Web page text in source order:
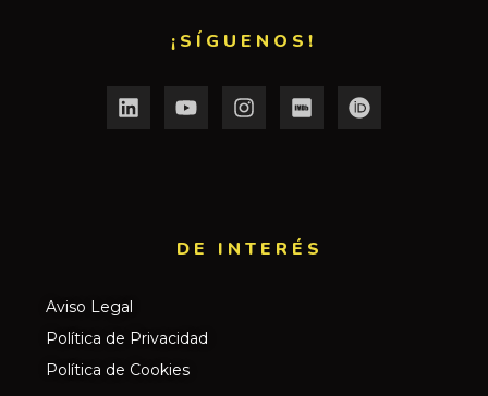
¡SÍGUENOS!
DE INTERÉS​
Aviso Legal
Política de Privacidad
Política de Cookies